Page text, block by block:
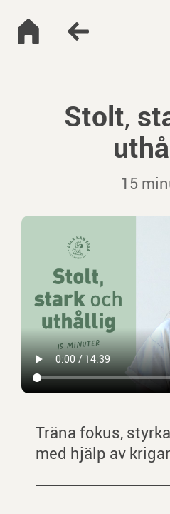
Stolt,
15
Träna fokus,
med hjälp av